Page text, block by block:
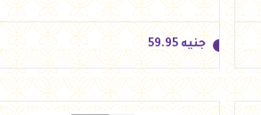
جنيه 59.95